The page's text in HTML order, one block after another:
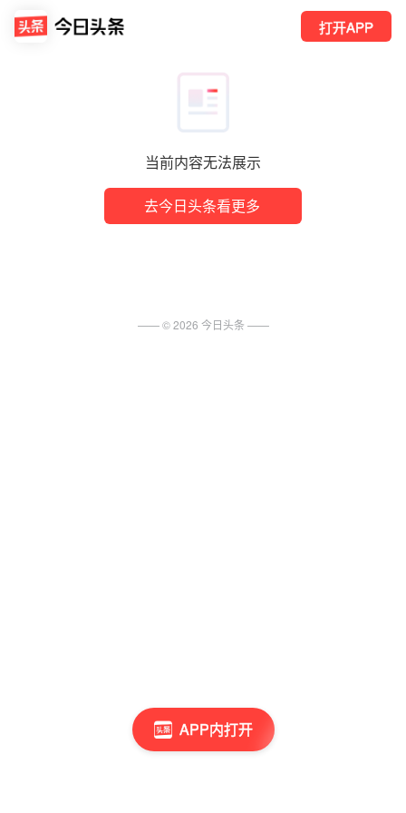
当前内容无法展示
去今日头条看更多
打开APP
APP内打开
—— ©2026 今日头条 ——